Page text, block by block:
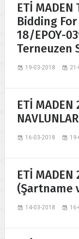
ETİ
Bidding
18/EPOY-
Terneuzen
19-03-2018
ETİ MADEN
16-03-2018
ETİ
(Şartname
14-03-2018